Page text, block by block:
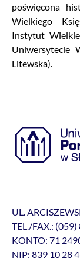
poświęcona
Wielkiego
Instytut
Uniwersytecie
Litewska).
UL.
TEL./FAX.:
KONTO: 71
NIP: 839 10 28